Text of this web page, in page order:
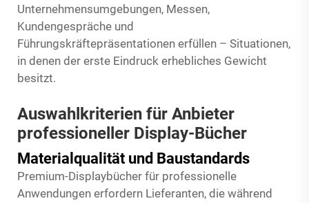
Unternehmensumgebungen, Messen,
Kundengespräche und
Führungskräftepräsentationen erfüllen – Situationen,
in denen der erste Eindruck erhebliches Gewicht
besitzt.
Auswahlkriterien für Anbieter
professioneller Display-Bücher
Materialqualität und Baustandards
Premium-Displaybücher für professionelle
Anwendungen erfordern Lieferanten, die während